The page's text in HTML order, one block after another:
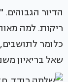
הדיור
ריקות. למה
כלומר לתושבים,
שאל בריאיון משנת